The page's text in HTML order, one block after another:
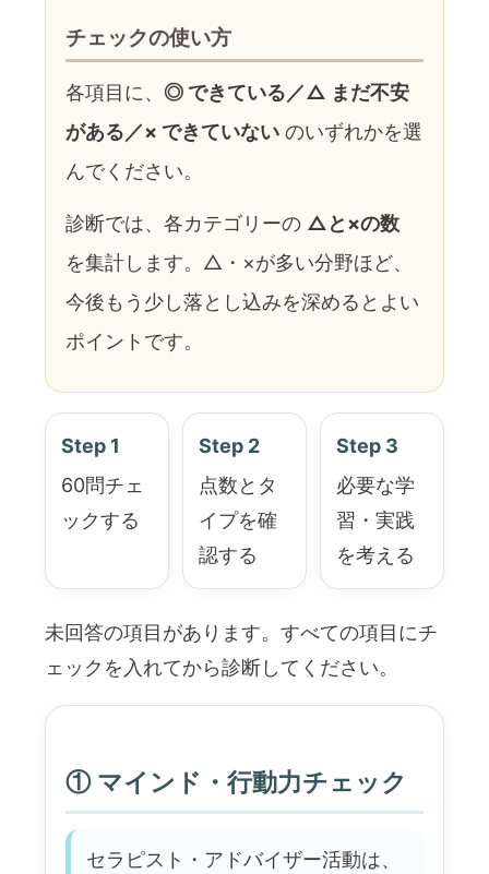
チェックの使い方
各項目に、 ◎ できている／△ まだ不安
がある／× できていない のいずれかを選
んでください。
診断では、各カテゴリーの △と×の数
を集計します。△・×が多い分野ほど、
今後もう少し落とし込みを深めるとよい
ポイントです。
Step 1
60問チェ
ックする
Step 2
点数とタ
イプを確
認する
Step 3
必要な学
習・実践
を考える
未回答の項目があります。すべての項目にチ
ェックを入れてから診断してください。
① マインド・行動力チェック
セラピスト・アドバイザー活動は、